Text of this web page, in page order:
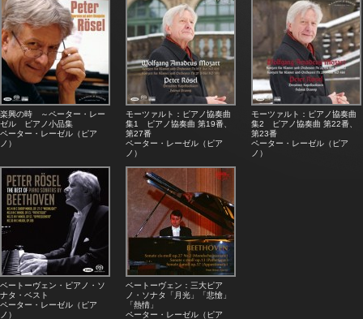
楽興の時 ～ペーター・レー
ゼル ピアノ小品集
ペーター・レーゼル（ピア
ノ）
モーツァルト：ピアノ協奏曲
集1 ピアノ協奏曲 第19番、
第27番
ペーター・レーゼル（ピア
ノ）
モーツァルト：ピアノ協奏曲
集2 ピアノ協奏曲 第22番、
第23番
ペーター・レーゼル（ピア
ノ）
ベートーヴェン・ピアノ・ソ
ナタ・ベスト
ペーター・レーゼル（ピア
ノ）
ベートーヴェン：三大ピア
ノ・ソナタ「月光」「悲愴」
「熱情」
ペーター・レーゼル（ピア